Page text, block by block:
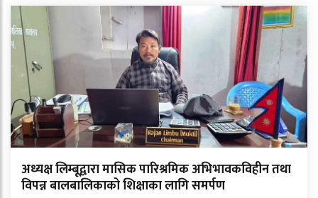
अध्यक्ष लिम्बूद्वारा मासिक पारिश्रमिक अभिभावकविहीन तथा
विपन्न बालबालिकाको शिक्षाका लागि समर्पण